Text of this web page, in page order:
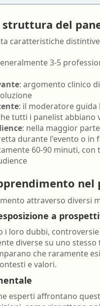
oftalmologia
Ostetrica/o
Podologo
Psicologo/a
Psicoterapeuta
del
caratteristiche
3-5
: argomento clinico
: il moderatore guida
tutti i panelist abbiano
: nella maggior
durante l'evento o in
60-90 minuti,
nel
attraverso diversi
a
i loro dubbi,
diverse su uno
che raramente
e valori.
esperti affrontano